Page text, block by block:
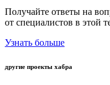
Получайте ответы на
от специалистов в этой
Узнать больше
другие проекты хабра